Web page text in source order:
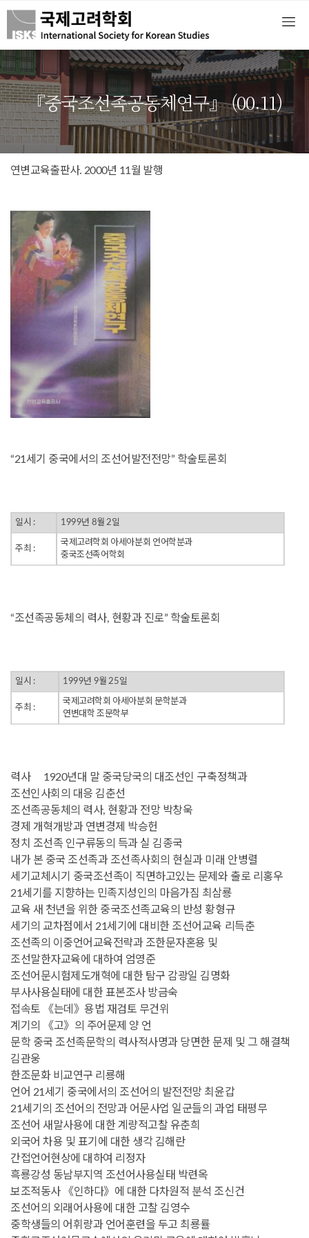
『중국조선족공동체연구』 (00.11)
연변교육출판사. 2000년 11월 발행
“21세기 중국에서의 조선어발전전망” 학술토론회
일시 : 1999년 8월 2일
주최 :
국제고려학회 아세아분회 언어학분과
중국조선족어학회
“조선족공동체의 력사, 현황과 진로” 학술토론회
일시 : 1999년 9월 25일
주최 :
국제고려학회 아세아분회 문학분과
연변대학 조문학부
력사 1920년대 말 중국당국의 대조선인 구축정책과
조선인사회의 대응 김춘선
조선족공동체의 력사, 현황과 전망 박창욱
경제 개혁개방과 연변경제 박승헌
정치 조선족 인구류동의 득과 실 김종국
내가 본 중국 조선족과 조선족사회의 현실과 미래 안병렬
세기교체시기 중국조선족이 직면하고있는 문제와 출로 리홍우
21세기를 지향하는 민족지성인의 마음가짐 최삼룡
교육 새 천년을 위한 중국조선족교육의 반성 황형규
세기의 교차점에서 21세기에 대비한 조선어교육 리득춘
조선족의 이중언어교육전략과 조한문자혼용 및
조선말한자교육에 대하여 엄영준
조선어문시험제도개혁에 대한 탐구 감광일 김명화
부사사용실태에 대한 표본조사 방금숙
접속토 《는데》용법 재검토 무건위
계기의 《고》의 주어문제 양 언
문학 중국 조선족문학의 력사적사명과 당면한 문제 및 그 해결책
김관웅
한조문화 비교연구 리룡해
언어 21세기 중국에서의 조선어의 발전전망 최윤갑
21세기의 조선어의 전망과 어문사업 일군들의 과업 태평무
조선어 새말사용에 대한 계량적고찰 유춘희
외국어 차용 및 표기에 대한 생각 김해란
간접언어현상에 대하여 리정자
흑룡강성 동남부지역 조선어사용실태 박련옥
보조적동사 《인하다》에 대한 다차원적 분석 조신건
조선어의 외래어사용에 대한 고찰 김영수
중학생들의 어휘량과 언어훈련을 두고 최룡률